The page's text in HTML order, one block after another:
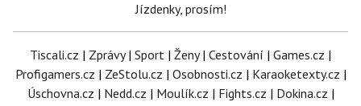
Jízdenky, prosím!
Tiscali.cz | Zprávy| Sport | Ženy| Cestování | Games.cz |
Profigamers.cz | ZeStolu.cz | Osobnosti.cz | Karaoketexty.cz |
Úschovna.cz | Nedd.cz | Moulík.cz | Fights.cz | Dokina.cz |